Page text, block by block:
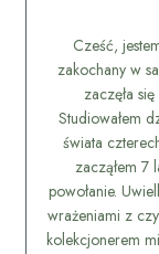
Cześć,
zakochany w
zaczęła
Studiowałem
świata
zacząłem 7
powołanie.
wrażeniami z
kolekcjonerem